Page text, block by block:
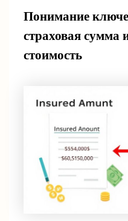
Понимание
страховая сумма
стоимость